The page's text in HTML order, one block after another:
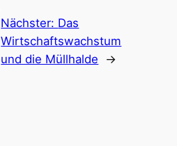
Nächster: Das
Wirtschaftswachstum
und die Müllhalde
→